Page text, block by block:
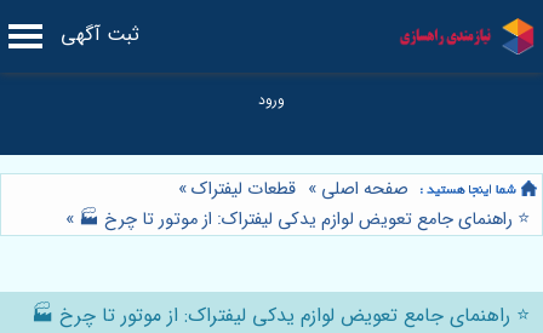
ثبت آگهی
صفحه اصلی » قطعات لیفتراک»
⭐️ راهنمای جامع تعویض لوازم یدکی لیفتراک: از موتور تا چرخ 🏭 »
⭐️ راهنمای جامع تعویض لوازم یدکی لیفتراک: از موتور تا چرخ 🏭